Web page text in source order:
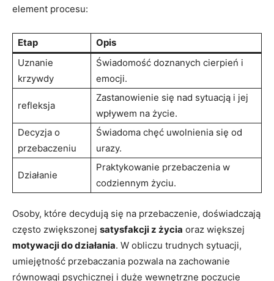
element procesu:
Etap
Opis
Uznanie
krzywdy
Świadomość doznanych cierpień i
emocji.
refleksja
Zastanowienie się nad sytuacją i jej
wpływem na‌ życie.
Decyzja o
przebaczeniu
Świadoma chęć uwolnienia się od
urazy.
Działanie
Praktykowanie przebaczenia w
codziennym życiu.
Osoby, które decydują się na przebaczenie,⁣ doświadczają
często zwiększonej satysfakcji z życia oraz większej
motywacji do działania. W obliczu trudnych sytuacji,
umiejętność ​przebaczania pozwala na zachowanie
równowagi ‍psychicznej⁣ i duże wewnętrzne poczucie